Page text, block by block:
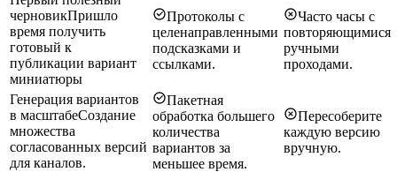
черновикПришло
время получить
готовый к
публикации вариант
миниатюры
Протоколы с
целенаправленными
подсказками и
ссылками.
Часто часы с
повторяющимися
ручными
проходами.
Генерация вариантов
в масштабеСоздание
множества
согласованных версий
для каналов.
Пакетная
обработка большего
количества
вариантов за
меньшее время.
Пересоберите
каждую версию
вручную.